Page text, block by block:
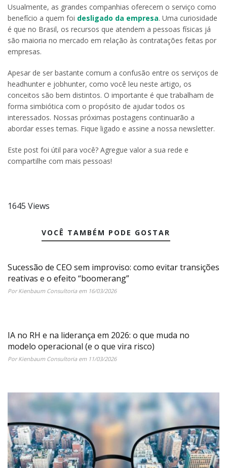
Usualmente, as grandes companhias oferecem o serviço como
benefício a quem foi desligado da empresa. Uma curiosidade
é que no Brasil, os recursos que atendem a pessoas físicas já
são maioria no mercado em relação às contratações feitas por
empresas.
Apesar de ser bastante comum a confusão entre os serviços de
headhunter e jobhunter, como você leu neste artigo, os
conceitos são bem distintos. O importante é que trabalham de
forma simbiótica com o propósito de ajudar todos os
interessados. Nossas próximas postagens continuarão a
abordar esses temas. Fique ligado e assine a nossa newsletter.
Este post foi útil para você? Agregue valor a sua rede e
compartilhe com mais pessoas!
1645 Views
VOCÊ TAMBÉM PODE GOSTAR
Sucessão de CEO sem improviso: como evitar transições
reativas e o efeito “boomerang”
Por Kienbaum Consultoria em 16/03/2026
IA no RH e na liderança em 2026: o que muda no
modelo operacional (e o que vira risco)
Por Kienbaum Consultoria em 11/03/2026